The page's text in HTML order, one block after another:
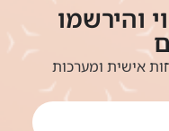
והירשמו
אישית ומערכות